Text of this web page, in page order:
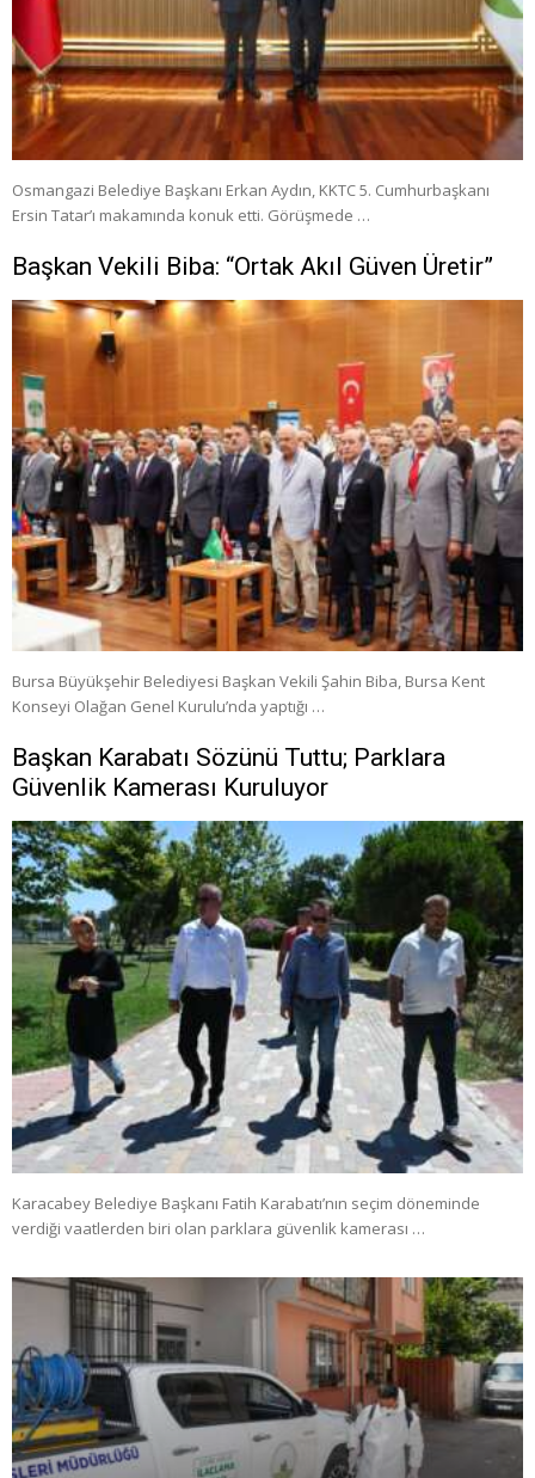
Osmangazi Belediye Başkanı Erkan Aydın, KKTC 5. Cumhurbaşkanı
Ersin Tatar’ı makamında konuk etti. Görüşmede …
Başkan Vekili Biba: “Ortak Akıl Güven Üretir”
Bursa Büyükşehir Belediyesi Başkan Vekili Şahin Biba, Bursa Kent
Konseyi Olağan Genel Kurulu’nda yaptığı …
Başkan Karabatı Sözünü Tuttu; Parklara
Güvenlik Kamerası Kuruluyor
Karacabey Belediye Başkanı Fatih Karabatı’nın seçim döneminde
verdiği vaatlerden biri olan parklara güvenlik kamerası …